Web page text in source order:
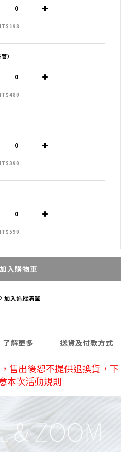
）
加入購物車
加入追蹤清單
了解更多 送貨及付款方式
售出後恕不提供退換貨 ，下
本次活動規則